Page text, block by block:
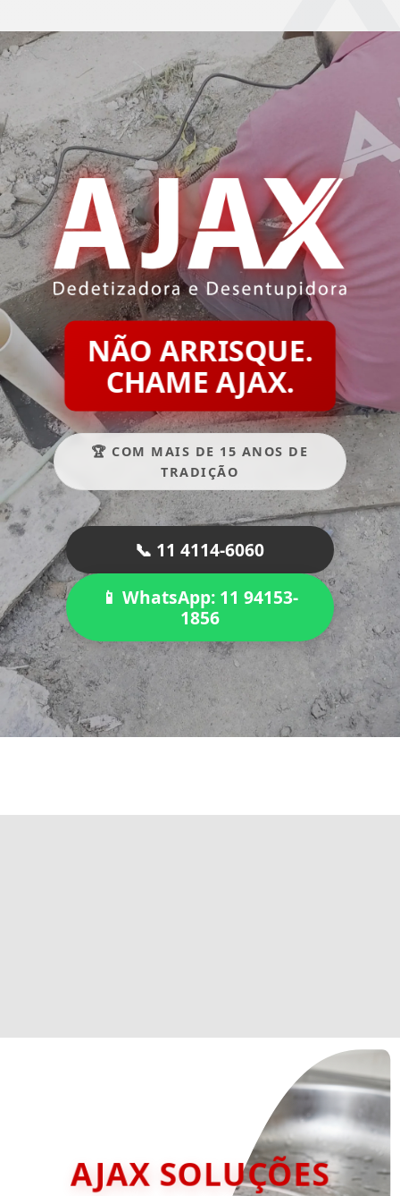
NÃO ARRISQUE.
CHAME AJAX.
🏆 COM MAIS DE 15 ANOS DE
TRADIÇÃO
📞 11 4114-6060
📱 WhatsApp: 11 94153-
1856
AJAX SOLUÇÕES